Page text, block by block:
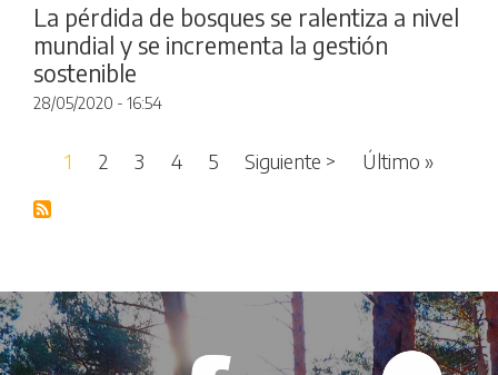
La pérdida de bosques se ralentiza a nivel
mundial y se incrementa la gestión
sostenible
28/05/2020 - 16:54
Paginación
1 2 3 4 5 Siguiente >Siguiente página
Último »Última